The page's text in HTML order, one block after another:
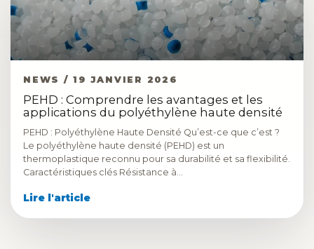
NEWS / 19 JANVIER 2026
PEHD : Comprendre les avantages et les
applications du polyéthylène haute densité
PEHD : Polyéthylène Haute Densité Qu’est-ce que c’est ?
Le polyéthylène haute densité (PEHD) est un
thermoplastique reconnu pour sa durabilité et sa flexibilité.
Caractéristiques clés Résistance à…
Lire l'article